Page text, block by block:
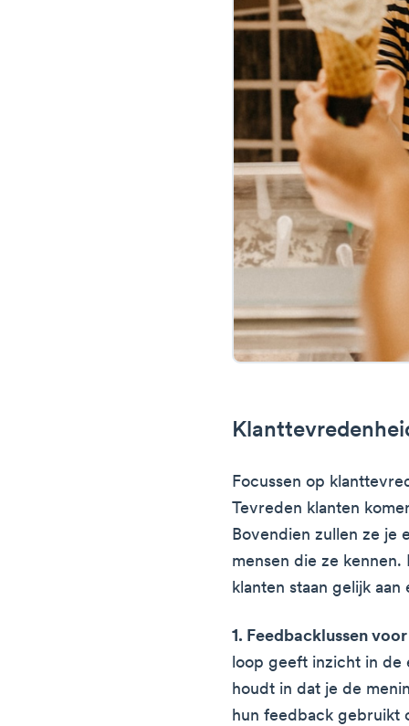
Focussen op
Tevreden klanten
Bovendien zullen ze je
mensen die ze
klanten staan gelijk
1. Feedbacklussen
loop geeft inzicht in de
houdt in dat je de
hun feedback gebruikt